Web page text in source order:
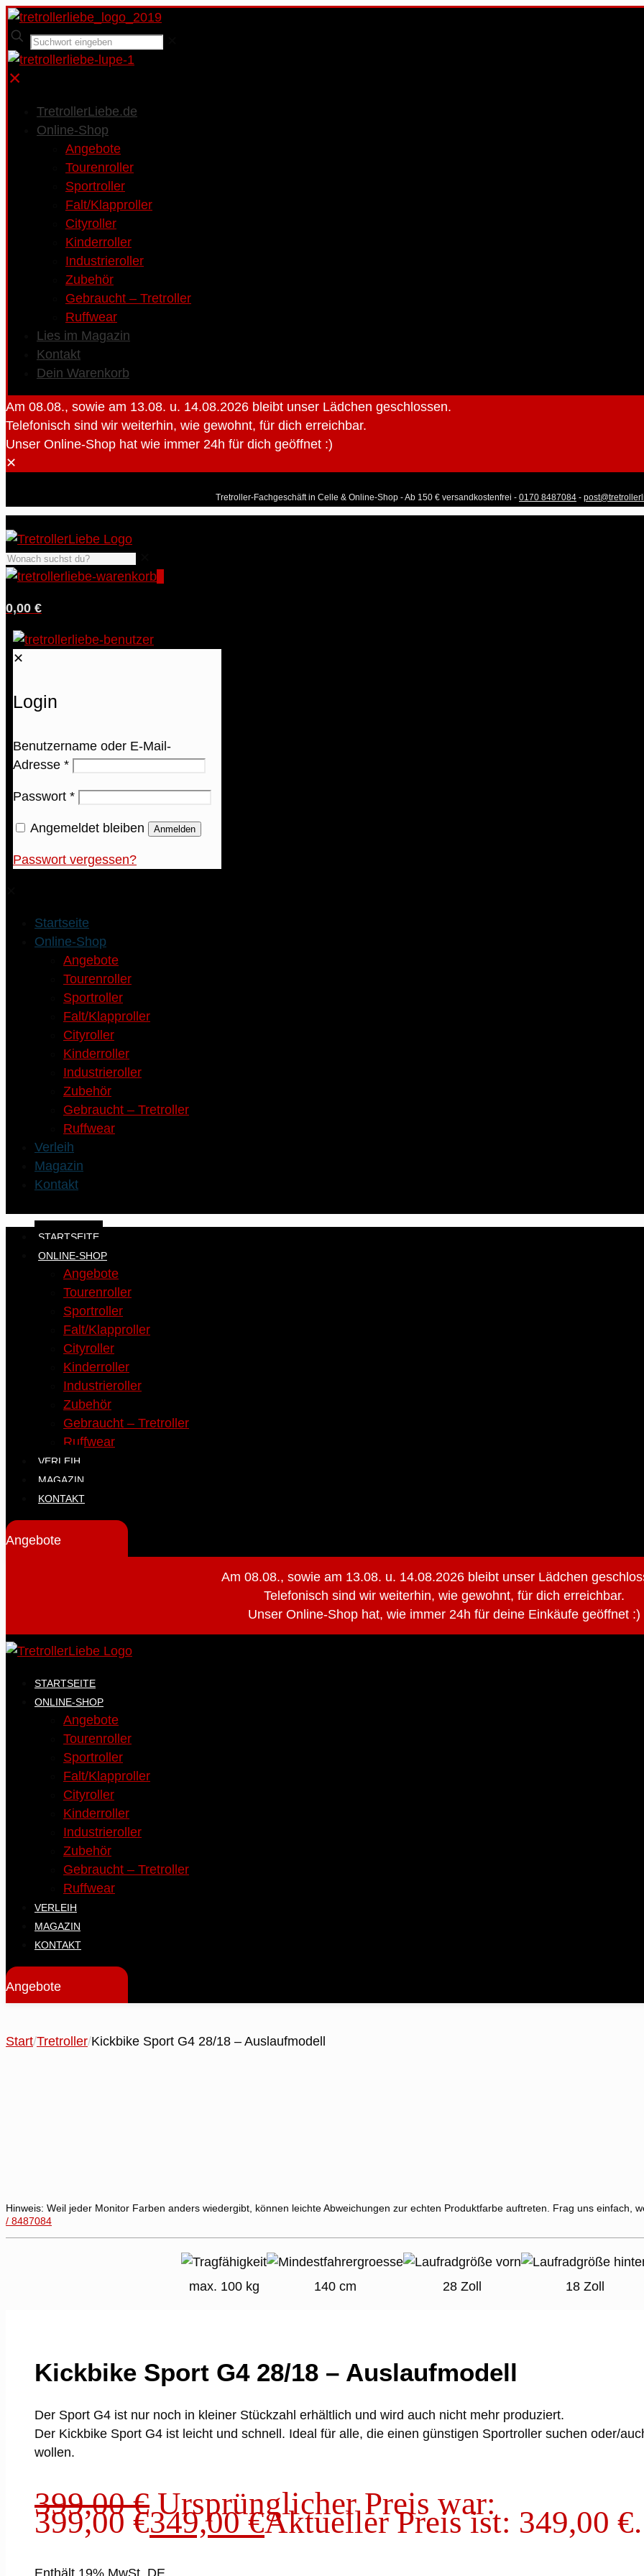
✕
TretrollerLiebe.de
Online-Shop
Angebote
Tourenroller
Sportroller
Falt/Klapproller
Cityroller
Kinderroller
Industrieroller
Zubehör
Gebraucht – Tretroller
Ruffwear
Lies im Magazin
Kontakt
Dein Warenkorb
Am 08.08., sowie am 13.08. u. 14.08.2026 bleibt unser Lädchen geschlossen.
Telefonisch sind wir weiterhin, wie gewohnt, für dich erreichbar.
Unser Online-Shop hat wie immer 24h für dich geöffnet :)
✕
Tretroller-Fachgeschäft in Celle & Online-Shop - Ab 150 € versandkostenfrei - 0170 8487084 -
0,00 €
✕
Login
Benutzername oder E-Mail-
Adresse *
Passwort *
Angemeldet bleiben Anmelden
Passwort vergessen?
Startseite
Online-Shop
Angebote
Tourenroller
Sportroller
Falt/Klapproller
Cityroller
Kinderroller
Industrieroller
Zubehör
Gebraucht – Tretroller
Ruffwear
Verleih
Magazin
Kontakt
STARTSEITE
ONLINE-SHOP
Angebote
Tourenroller
Sportroller
Falt/Klapproller
Cityroller
Kinderroller
Industrieroller
Zubehör
Gebraucht – Tretroller
Ruffwear
VERLEIH
MAGAZIN
KONTAKT
Angebote
Am 08.08., sowie am 13.08. u. 14.08.2026 bleibt unser Lädchen
Telefonisch sind wir weiterhin, wie gewohnt, für dich erreichbar.
Unser Online-Shop hat, wie immer 24h für deine Einkäufe geöffnet :)
STARTSEITE
ONLINE-SHOP
Angebote
Tourenroller
Sportroller
Falt/Klapproller
Cityroller
Kinderroller
Industrieroller
Zubehör
Gebraucht – Tretroller
Ruffwear
VERLEIH
MAGAZIN
KONTAKT
Angebote
Start/Tretroller/Kickbike Sport G4 28/18 – Auslaufmodell
Hinweis: Weil jeder Monitor Farben anders wiedergibt, können leichte Abweichungen zur echten Produktfarbe auftreten. Frag uns einfach,
/ 8487084
max. 100 kg 140 cm 28 Zoll 18 Zoll
Kickbike Sport G4 28/18 – Auslaufmodell
Der Sport G4 ist nur noch in kleiner Stückzahl erhältlich und wird auch nicht mehr produziert.
Der Kickbike Sport G4 ist leicht und schnell. Ideal für alle, die einen günstigen Sportroller suchen oder/
wollen.
399,00€ Ursprünglicher Preis war:
399,00 €349,00€Aktueller Preis ist: 349,00 €.
Enthält 19% MwSt. DE